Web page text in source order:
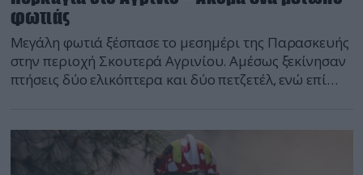
φωτιάς
Μεγάλη φωτιά ξέσπασε το μεσημέρι της Παρασκευής
στην περιοχή Σκουτερά Αγρινίου. Αμέσως ξεκίνησαν
πτήσεις δύο ελικόπτερα και δύο πετζετέλ, ενώ επί
πεζοπόρων.